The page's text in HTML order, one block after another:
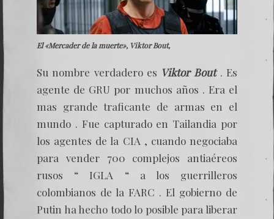
El «Mercader de la muerte», Viktor Bout,
Su nombre verdadero es Viktor Bout. Es
agente de GRU por muchos años . Era el
mas grande traficante de armas en el
mundo . Fue capturado en Tailandia por
los agentes de la CIA , cuando negociaba
para vender 700 complejos antiaéreos
rusos “ IGLA “ a los guerrilleros
colombianos de la FARC . El gobierno de
Putin ha hecho todo lo posible para liberar